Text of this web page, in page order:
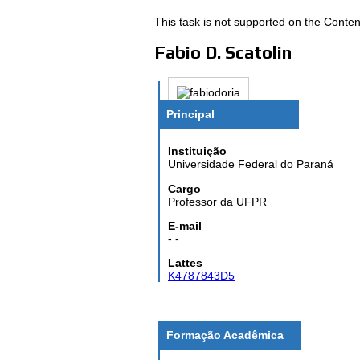
This task is not supported on the
Fabio D. Scatolin
Principal
Instituição
Universidade Federal do Paraná
Cargo
Professor da UFPR
E-mail
- -
Lattes
K4787843D5
Formação Acadêmica